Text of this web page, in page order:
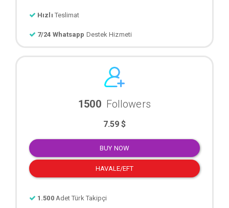
Hızlı Teslimat
7/24 Whatsapp Destek Hizmeti
1500 Followers
7.59 $
BUY NOW
HAVALE/EFT
1.500 Adet Türk Takipçi